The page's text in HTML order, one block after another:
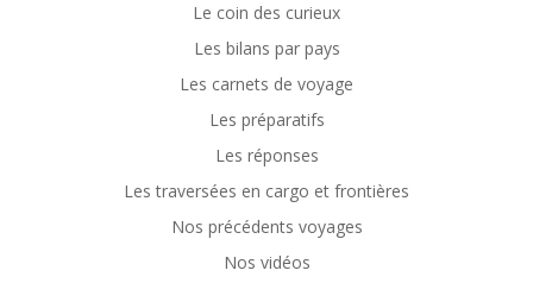
Le coin des curieux
Les bilans par pays
Les carnets de voyage
Les préparatifs
Les réponses
Les traversées en cargo et frontières
Nos précédents voyages
Nos vidéos